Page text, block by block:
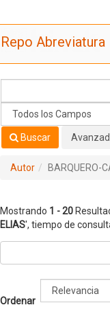
ELIAS'
Repo Abreviatura
Buscar
Autor BARQUERO-
Mostrando 1 - 20
ELIAS', tiempo de
Ordenar